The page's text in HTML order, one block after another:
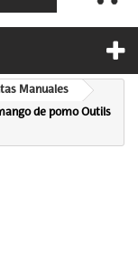
Manuales
de pomo Outils